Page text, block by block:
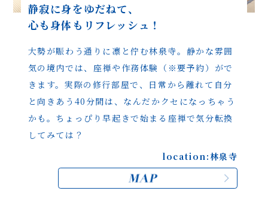
静寂に身をゆだねて、
心も身体もリフレッシュ！
大勢が賑わう通りに凛と佇む林泉寺。静かな雰囲
気の 境内では、座禅や作務体験（※要予約）がで
きます。実際の 修行部屋で、日常から離れて自分
と向きあう40分間は、 なんだかクセになっちゃう
かも。 ちょっぴり早起きで始まる座禅で気分転換
してみては？
location:林泉寺